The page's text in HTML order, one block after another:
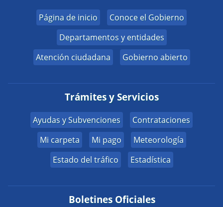
Página de inicio
Conoce el Gobierno
Departamentos y entidades
Atención ciudadana
Gobierno abierto
Trámites y Servicios
Ayudas y Subvenciones
Contrataciones
Mi carpeta
Mi pago
Meteorología
Estado del tráfico
Estadística
Boletines Oficiales